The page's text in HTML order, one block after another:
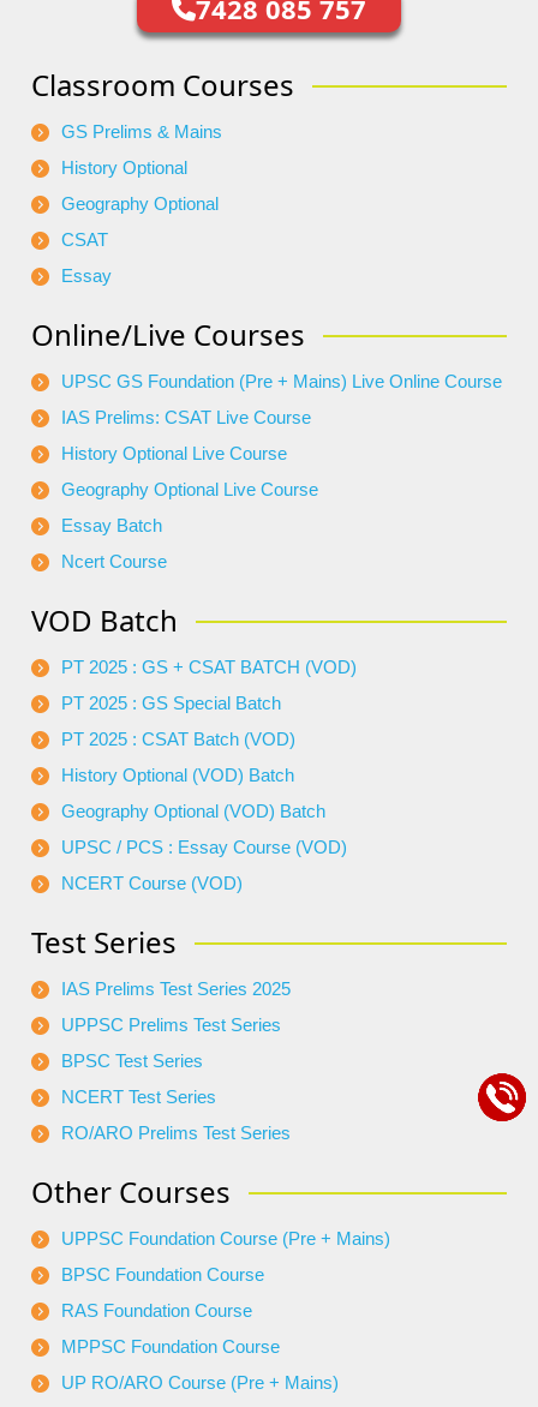
7428 085 757
Classroom Courses
GS Prelims & Mains
History Optional
Geography Optional
CSAT
Essay
Online/Live Courses
UPSC GS Foundation (Pre + Mains) Live Online Course
IAS Prelims: CSAT Live Course
History Optional Live Course
Geography Optional Live Course
Essay Batch
Ncert Course
VOD Batch
PT 2025 : GS + CSAT BATCH (VOD)
PT 2025 : GS Special Batch
PT 2025 : CSAT Batch (VOD)
History Optional (VOD) Batch
Geography Optional (VOD) Batch
UPSC / PCS : Essay Course (VOD)
NCERT Course (VOD)
Test Series
IAS Prelims Test Series 2025
UPPSC Prelims Test Series
BPSC Test Series
NCERT Test Series
RO/ARO Prelims Test Series
Other Courses
UPPSC Foundation Course (Pre + Mains)
BPSC Foundation Course
RAS Foundation Course
MPPSC Foundation Course
UP RO/ARO Course (Pre + Mains)